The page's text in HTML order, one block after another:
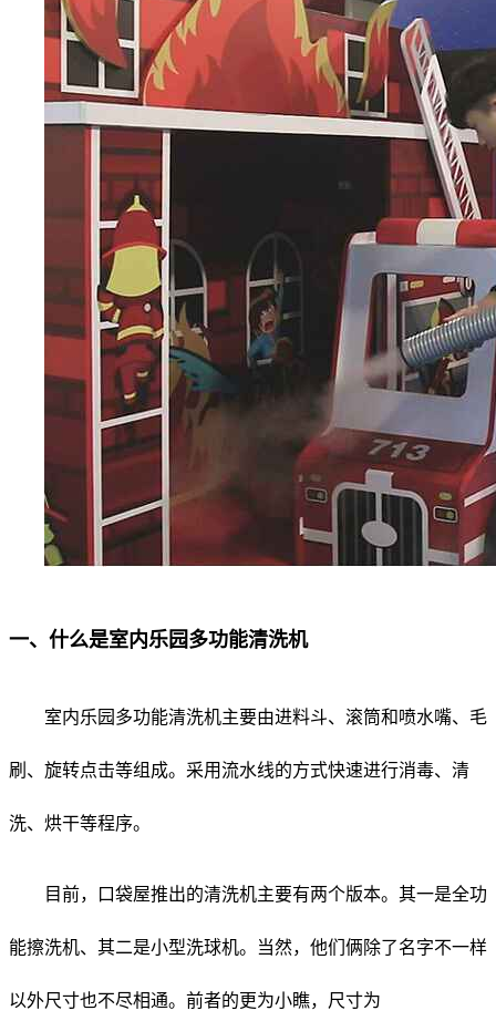
一、什么是室内乐园多功能清洗机
室内乐园多功能清洗机主要由进料斗、滚筒和喷水嘴、毛
刷、旋转点击等组成。采用流水线的方式快速进行消毒、清
洗、烘干等程序。
目前，口袋屋推出的清洗机主要有两个版本。其一是全功
能擦洗机、其二是小型洗球机。当然，他们俩除了名字不一样
以外尺寸也不尽相通。前者的更为小瞧，尺寸为